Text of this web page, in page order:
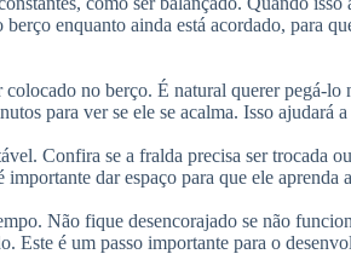
enquanto ainda está acordado, para
no berço. É natural querer pegá-lo
para ver se ele se acalma. Isso ajudará
Confira se a fralda precisa ser trocada
importante dar espaço para que ele aprenda
Não fique desencorajado se não
Este é um passo importante para o